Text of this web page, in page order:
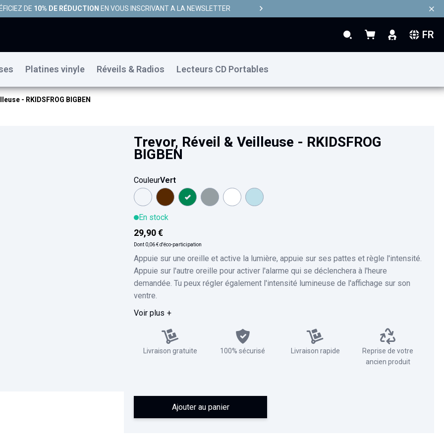
DE 10% DE RÉDUCTION EN VOUS INSCRIVANT A LA NEWSLETTER
RechercherMon panier FR
Platines vinyle Réveils & Radios Lecteurs CD Portables
29,90 € Ajouter au panier
- RKIDSFROG BIGBEN
Trevor, Réveil & Veilleuse - RKIDSFROG
BIGBEN
CouleurVert
En stock
29,90 €
Dont 0,06 €d'éco-participation
Appuie sur une oreille et active la lumière, appuie sur ses pattes et règle l'intensité.
Appuie sur l'autre oreille pour activer l'alarme qui se déclenchera à l'heure
demandée. Tu peux régler également l'intensité lumineuse de l'affichage sur son
ventre.
Voir plus
Livraison gratuite 100% sécurisé Livraison rapide
Reprise de votre
ancien produit
Ajouter au panier